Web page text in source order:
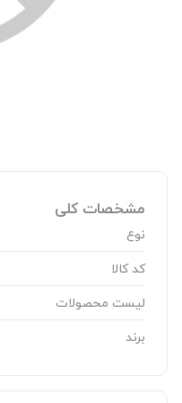
مشخصات کلی
نوع
کد کالا
لیست محصولات
برند